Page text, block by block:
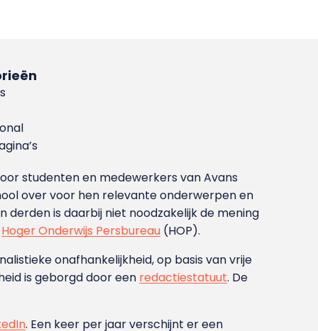
studenten en medewerkers van Avans
over voor hen relevante onderwerpen en
is daarbij niet noodzakelijk de mening
Hoger Onderwijs Persbureau (HOP).
onafhankelijkheid, op basis van vrije
is geborgd door een redactiestatuut. De
. Een keer per jaar verschijnt er een